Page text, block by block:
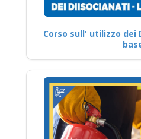
Corso sull' utilizzo dei